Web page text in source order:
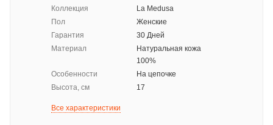
Коллекция
La Medusa
Пол
Женские
Гарантия
30 Дней
Материал
Натуральная кожа
100%
Особенности
На цепочке
Высота, см
17
Все характеристики